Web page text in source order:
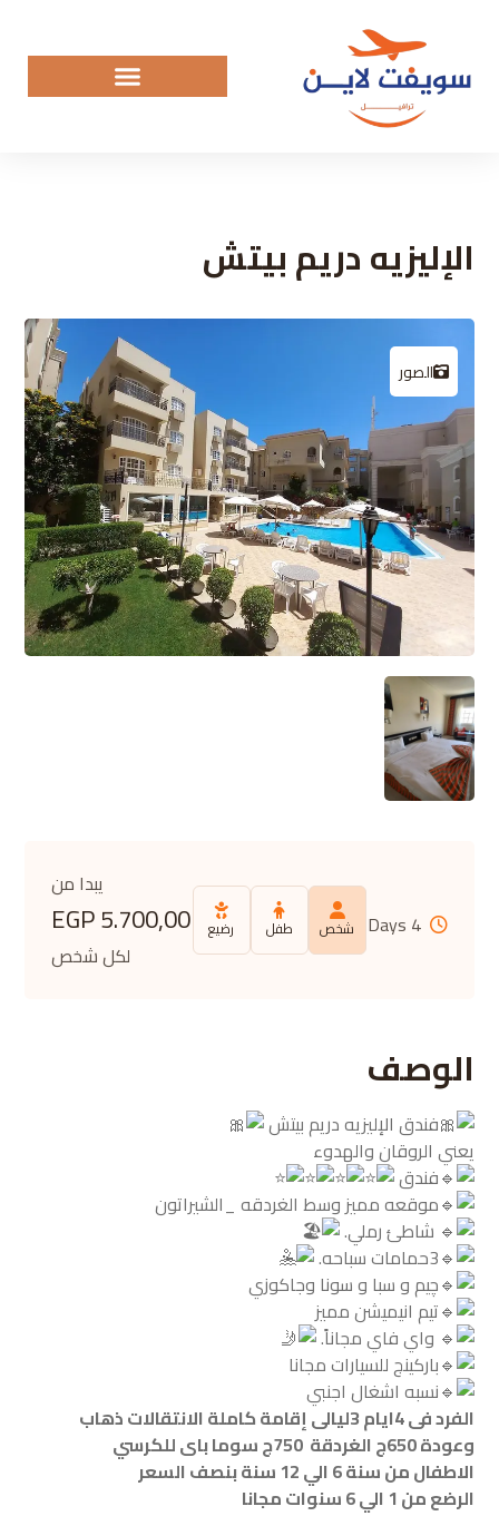
الإليزيه دريم بيتش
الصور
4 Days شخص طفل رضيع
يبدا من
5.700,00
EGP
لكل شخص
الوصف
فندق الإليزيه دريم بيتش
يعني الروقان والهدوء
فندق
موقعه مميز وسط الغردقه _الشيراتون
شاطئ رملي.
3حمامات سباحه.
چيم و سبا و سونا وجاكوزي
تيم انيميشن مميز
واي فاي مجاناً.
باركينج للسيارات مجانا
نسبه ️اشغال اجنبي
الفرد فى 4ايام 3ليالى إقامة كاملة الانتقالات ذهاب
وعودة 650ج الغردقة 750ج سوما باى للكرسي
الاطفال من سنة 6 الي 12 سنة بنصف السعر
الرضع من 1 الي 6 سنوات مجانا